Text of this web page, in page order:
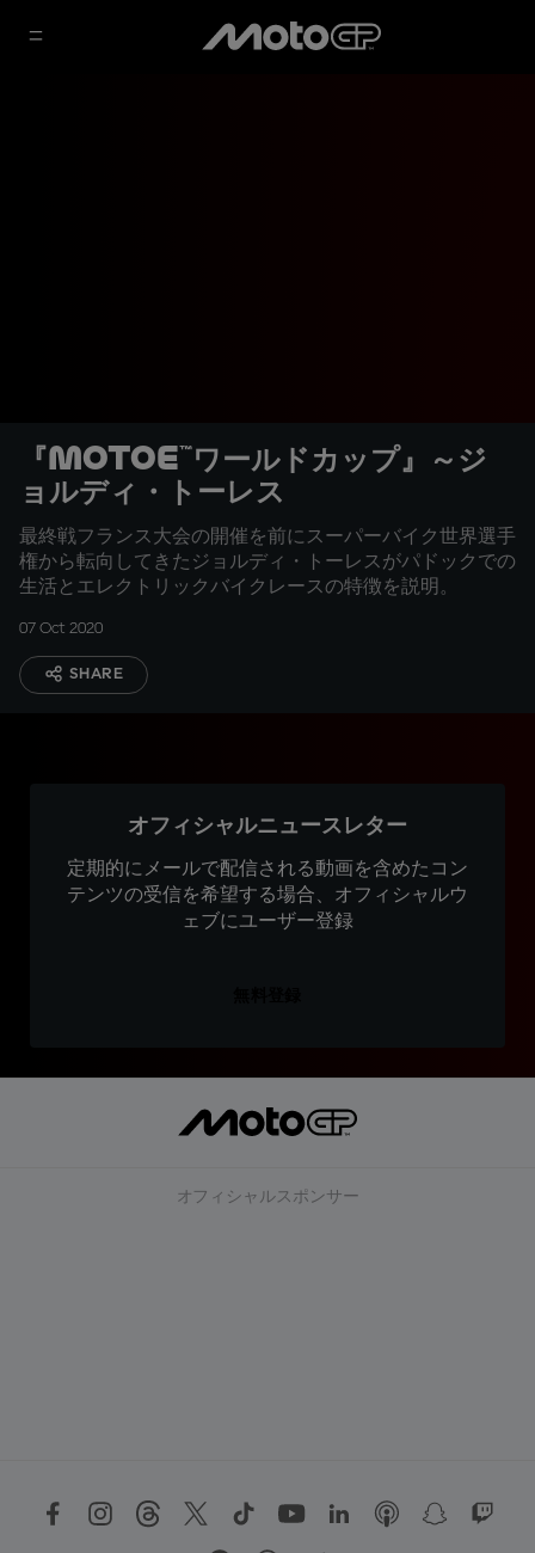
『MotoE™ワールドカップ』～ジ
ョルディ・トーレス
最終戦フランス大会の開催を前にスーパーバイク世界選手
権から転向してきたジョルディ・トーレスがパドックでの
生活とエレクトリックバイクレースの特徴を説明。
07 Oct 2020
SHARE
オフィシャルニュースレター
定期的にメールで配信される動画を含めたコン
テンツの受信を希望する場合、オフィシャルウ
ェブにユーザー登録
オフィシャルスポンサー